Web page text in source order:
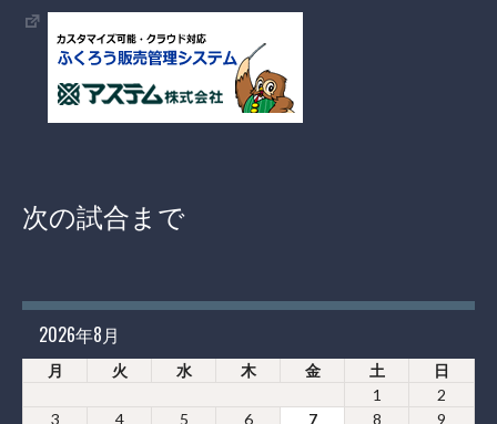
次の試合まで
2026年8月
月 火 水 木 金 土
日
1
2
3
4 5 6 7 8 9